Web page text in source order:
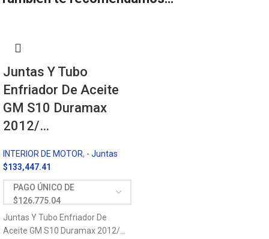
Juntas Y Tubo
Enfriador De Aceite
GM S10 Duramax
2012/…
INTERIOR DE MOTOR, - Juntas
$133,447.41
Juntas Y Tubo Enfriador De
Aceite GM S10 Duramax 2012/…